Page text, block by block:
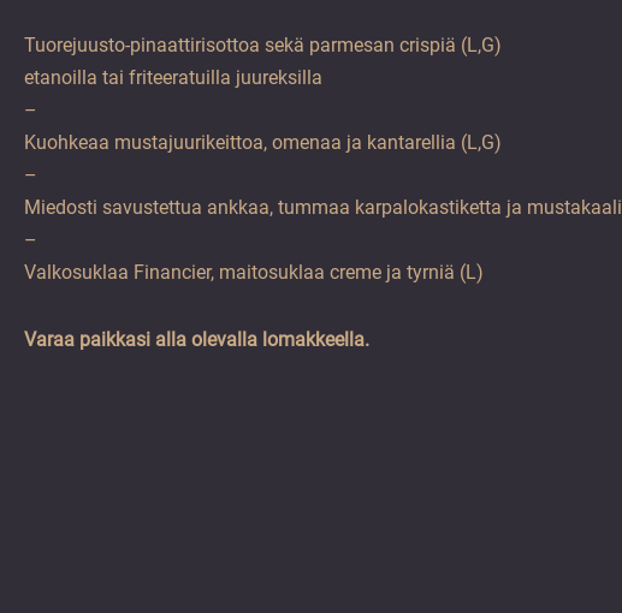
Tuorejuusto-pinaattirisottoa sekä parmesan crispiä (L,G)
etanoilla tai friteeratuilla juureksilla
–
Kuohkeaa mustajuurikeittoa, omenaa ja kantarellia (L,G)
–
Miedosti savustettua ankkaa, tummaa karpalokastiketta ja
–
Valkosuklaa Financier, maitosuklaa creme ja tyrniä (L)
Varaa paikkasi alla olevalla lomakkeella.